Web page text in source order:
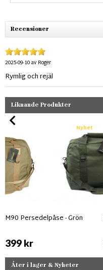
Recensioner
2025-09-10av Roger
Rymlig och rejäl
Liknande Produkter
Nyhet
M90 Persedelpåse - Grön
399 kr
Åter i lager & Nyheter